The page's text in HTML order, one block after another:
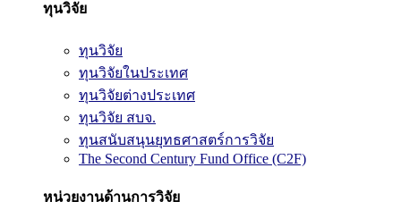
ทุนวิจัย
ทุนวิจัย
ทุนวิจัยในประเทศ
ทุนวิจัยต่างประเทศ
ทุนวิจัย สบจ.
ทุนสนับสนุนยุทธศาสตร์การวิจัย
The Second Century Fund Office (C2F)
หน่วยงานด้านการวิจัย